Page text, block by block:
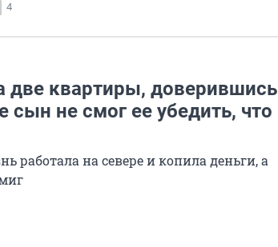
4
квартиры, доверившись
не смог ее убедить, что
работала на севере и копила деньги, а